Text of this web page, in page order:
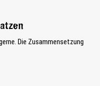
Die Zusammensetzung